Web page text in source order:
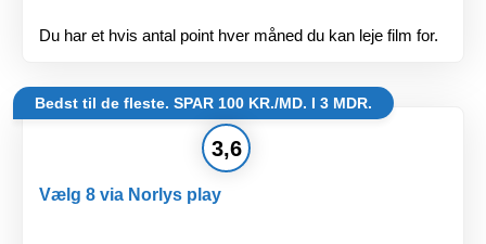
Du har et hvis antal point hver måned du kan leje film for.
Bedst til de fleste. SPAR 100 KR./MD. I 3 MDR.
Vælg 8 via Norlys play
3,6